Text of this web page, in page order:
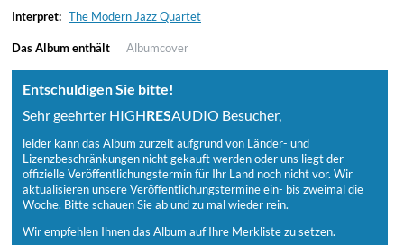
Interpret: The Modern Jazz Quartet
Das Album enthält Albumcover
Entschuldigen Sie bitte!
Sehr geehrter HIGHRESAUDIO Besucher,
leider kann das Album zurzeit aufgrund von Länder- und
Lizenzbeschränkungen nicht gekauft werden oder uns liegt der
offizielle Veröffentlichungstermin für Ihr Land noch nicht vor. Wir
aktualisieren unsere Veröffentlichungstermine ein- bis zweimal die
Woche. Bitte schauen Sie ab und zu mal wieder rein.
Wir empfehlen Ihnen das Album auf Ihre Merkliste zu setzen.